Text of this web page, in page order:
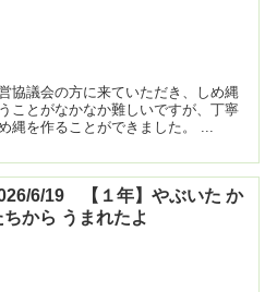
協議会の方に来ていただき、しめ縄
ことがなかなか難しいですが、丁寧
に教えていただき、立派なしめ縄を作ることができました。 ...
6/19 【１年】やぶいた か
ちから うまれたよ